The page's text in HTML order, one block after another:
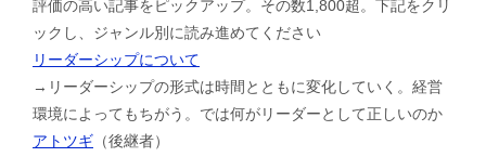
評価の高い記事をピックアップ。その数1,800超。下記をクリ
ックし、ジャンル別に読み進めてください
リーダーシップについて
→リーダーシップの形式は時間とともに変化していく。経営
環境によってもちがう。では何がリーダーとして正しいのか
アトツギ （後継者）